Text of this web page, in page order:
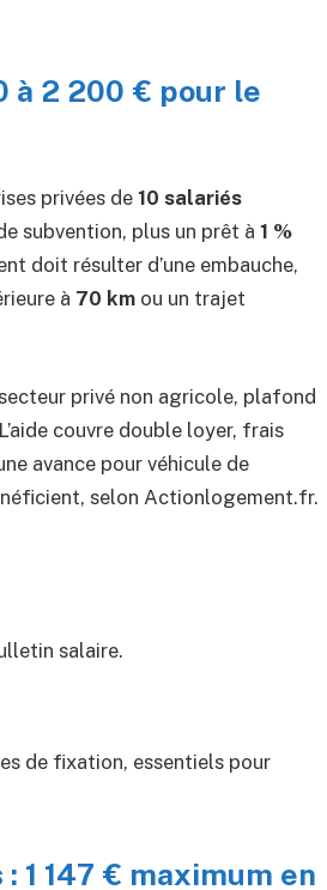
à 2 200 € pour le
privées de10 salariés
subvention, plus un prêt à 1 %
doit résulter d’une embauche,
à 70 km ou un trajet
privé non agricole, plafond
couvre double loyer, frais
avance pour véhicule de
selon Actionlogement.fr.
salaire.
de fixation, essentiels pour
1 147 € maximum en